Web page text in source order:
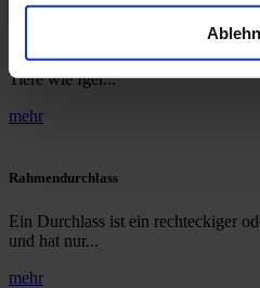
Damit Amphibien, wie
Tiere wie Igel...
mehr
Rahmendurchlass
Ein Durchlass ist ein rechteckiger
und hat nur...
mehr